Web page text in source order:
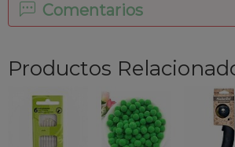
Comentarios
Productos